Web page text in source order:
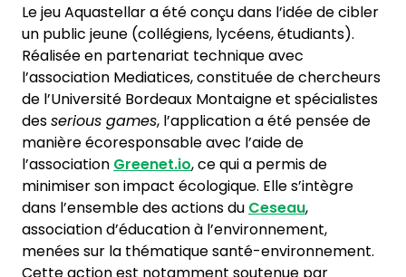
Le jeu Aquastellar a été conçu dans l’idée de cibler
un public jeune (collégiens, lycéens, étudiants).
Réalisée en partenariat technique avec
l’association Mediatices, constituée de chercheurs
de l’Université Bordeaux Montaigne et spécialistes
desserious games, l’application a été pensée de
manière écoresponsable avec l’aide de
l’association Greenet.io, ce qui a permis de
minimiser son impact écologique. Elle s’intègre
dans l’ensemble des actions du Ceseau,
association d’éducation à l’environnement,
menées sur la thématique santé-environnement.
Cette action est notamment soutenue par